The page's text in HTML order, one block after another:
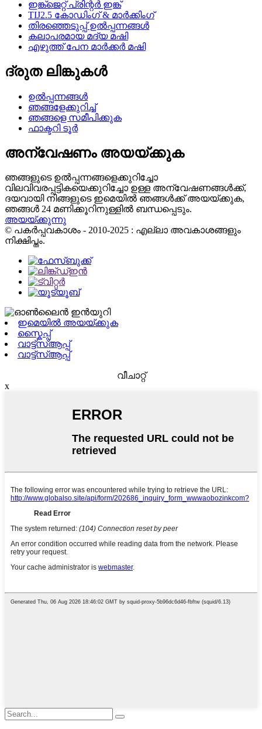
ഇങ്ക്ജെറ്റ് പ്രിന്റർ ഇങ്ക്
TIJ2.5 കോഡിംഗ് & മാർക്കിംഗ്
തിരഞ്ഞെടുപ്പ് ഉൽപ്പന്നങ്ങൾ
കലാപരമായ മദ്യ മഷി
എഴുത്ത് പേന മാർക്കർ മഷി
ദ്രുത ലിങ്കുകൾ
ഉൽപ്പന്നങ്ങൾ
ഞങ്ങളേക്കുറിച്ച്
ഞങ്ങളെ സമീപിക്കുക
ഫാക്ടറി ടൂർ
അന്വേഷണം അയയ്ക്കുക
ഞങ്ങളുടെ ഉൽപ്പന്നങ്ങളെക്കുറിച്ചോ
വിലവിവരപ്പട്ടികയെക്കുറിച്ചോ ഉള്ള അന്വേഷണങ്ങൾക്ക്,
ദയവായി നിങ്ങളുടെ ഇമെയിൽ ഞങ്ങൾക്ക് അയയ്ക്കുക,
ഞങ്ങൾ 24 മണിക്കൂറിനുള്ളിൽ ബന്ധപ്പെടും.
അയയ്ക്കുന്നു
© പകർപ്പവകാശം - 2010-2025 : എല്ലാ അവകാശങ്ങളും
നിക്ഷിപ്തം.
ഇമെയിൽ അയയ്ക്കുക
സ്കൈപ്പ്
വാട്ട്‌സ്ആപ്പ്
വാട്ട്‌സ്ആപ്പ്
വീചാറ്റ്
x